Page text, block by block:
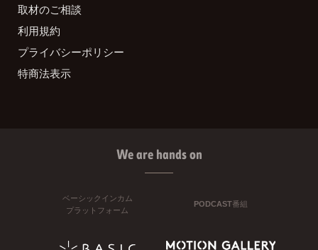
取材のご相談
利用規約
プライバシーポリシー
特商法表示
We are hands on
ベーシックインカム
プラットフォーム
PODCAST番組